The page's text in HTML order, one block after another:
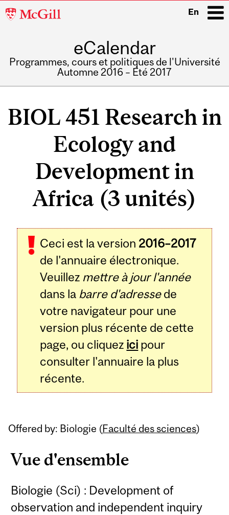
McGill
En
eCalendar
Programmes, cours et politiques de l'Université
Automne 2016 – Été 2017
BIOL 451 Research in
Ecology and
Development in
Africa (3 unités)
Ceci est la version 2016–2017
de l'annuaire électronique.
Veuillez mettre à jour l'année
dans la barre d'adressede
votre navigateur pour une
version plus récente de cette
page, ou cliquez ici pour
consulter l'annuaire la plus
récente.
Offered by: Biologie (Faculté des sciences)
Vue d'ensemble
Biologie (Sci) : Development of
observation and independent inquiry